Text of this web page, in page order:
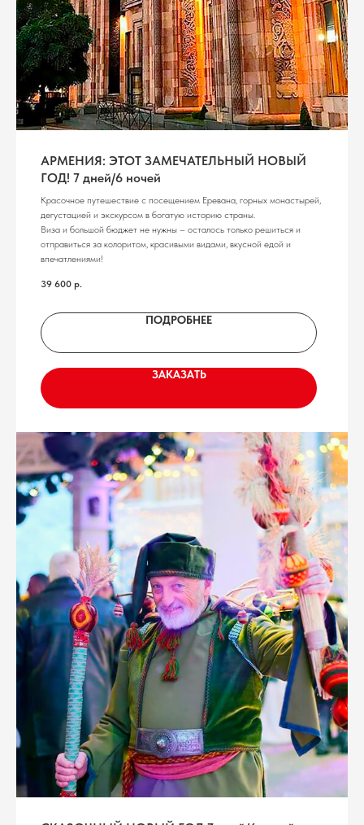
АРМЕНИЯ: ЭТОТ ЗАМЕЧАТЕЛЬНЫЙ НОВЫЙ
ГОД! 7 дней/6 ночей
Красочное путешествие с посещением Еревана, горных монастырей,
дегустацией и экскурсом в богатую историю страны.
Виза и большой бюджет не нужны – осталось только решиться и
отправиться за колоритом, красивыми видами, вкусной едой и
впечатлениями!
39 600 р.
ПОДРОБНЕЕ
ЗАКАЗАТЬ